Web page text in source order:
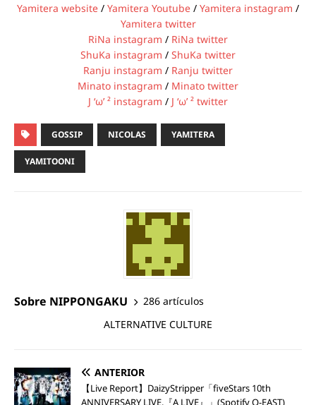
Yamitera website / Yamitera Youtube / Yamitera instagram /
Yamitera twitter
RiNa instagram / RiNa twitter
ShuKa instagram / ShuKa twitter
Ranju instagram / Ranju twitter
Minato instagram / Minato twitter
J ‘ω’ ² instagram / J ‘ω’ ² twitter
GOSSIP NICOLAS YAMITERA
YAMITOONI
Sobre NIPPONGAKU
286 artículos
ALTERNATIVE CULTURE
ANTERIOR
【Live Report】DaizyStripper「fiveStars 10th
ANNIVERSARY LIVE.『A LIVE』」(Spotify O-EAST)